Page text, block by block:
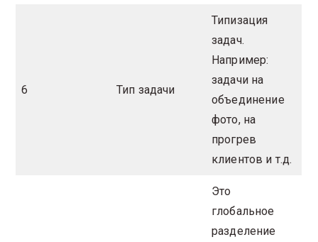
6 Тип задачи
Типизация
задач.
Например:
задачи на
объединение
фото, на
прогрев
клиентов и т.д.
Это
глобальное
разделение